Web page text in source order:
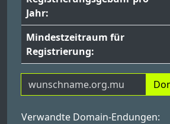
Jahr:
Mindestzeitraum für
Registrierung:
Verwandte Domain-Endungen: